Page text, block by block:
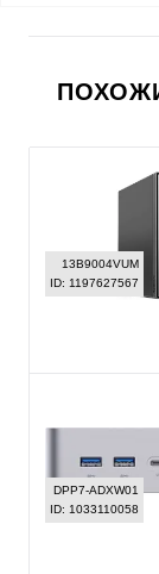
13B9004VUM
ID: 1197627567
DPP7-ADXW01
ID: 1033110058